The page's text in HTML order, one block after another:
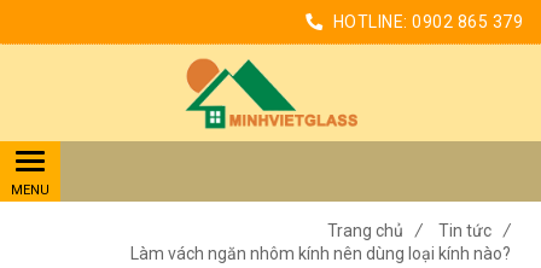
HOTLINE: 0902 865 379
Trang chủ / Tin tức
/
Làm vách ngăn nhôm kính nên dùng loại kính nào?